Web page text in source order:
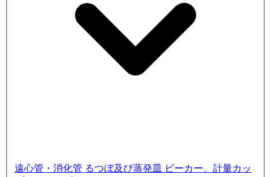
遠心管・消化管 るつぼ及び蒸発皿
ビーカー、計量カッ